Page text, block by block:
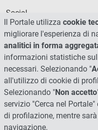
Social
Il Portale utilizza cookie
migliorare l'esperienza di
analitici in forma
informazioni statistiche
necessari. Selezionando "
all'utilizzo di cookie di
Selezionando "Non accetto
servizio "Cerca nel
di profilazione, mentre
navigazione.